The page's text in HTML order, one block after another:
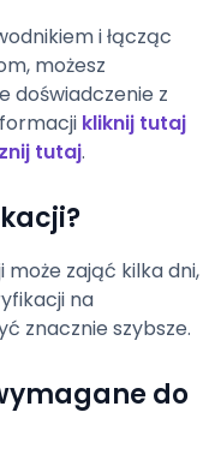
i łącząc
możesz
doświadczenie z
kliknij tutaj
tutaj.
zająć kilka dni,
na
znacznie szybsze.
do